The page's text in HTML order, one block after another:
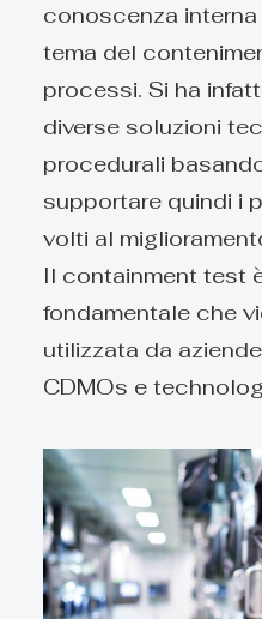
conoscenza
tema del
processi. Si ha
diverse soluzioni
procedurali
supportare quindi i
volti al
Il containment test
fondamentale che
utilizzata da
CDMOs e